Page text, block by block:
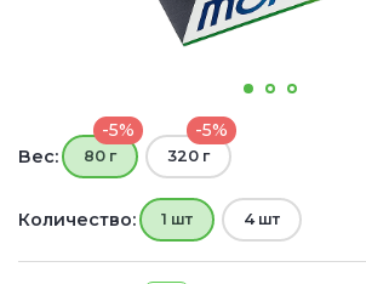
Вес:
-5%
80 г
-5%
320 г
Количество: 1 шт 4 шт